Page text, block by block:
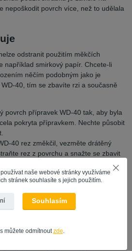
nepoškodit povrch více, než to udělala
odstranit použitím měkčích
například smirkový papír. Chcete-li
něčím podobným jako je
40, tím se zbavíte rzi a současně
povrch přípravek WD-40 tak, aby byla
pokryta přípravkem. Nechte působit
40 rez změkčil, vezměte drátěný
rez z povrchu a snažte se zbavit
povrch přípravek WD-40 a ponechte
papír pro odstranění rzi.
odstranit lze.
naše webové stránky využíváme
stránek souhlasíte s jejich použitím.
Souhlasím
můžete odmítnoutzde.